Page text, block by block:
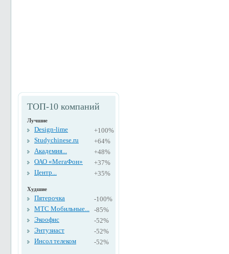
ТОП-10 компаний
Лучшие
Design-lime
+100%
Studychinese.ru
+64%
Академия...
+48%
ОАО «МегаФон»
+37%
Центр...
+35%
Худшие
Пятерочка
-100%
МТС Мобильные... -85%
Экоофис
-52%
Энтузиаст
-52%
Инсол телеком
-52%